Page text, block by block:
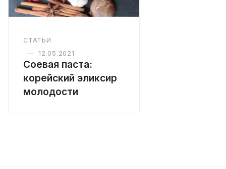
СТАТЬИ
— 12.05.2021
Соевая паста:
корейский эликсир
молодости